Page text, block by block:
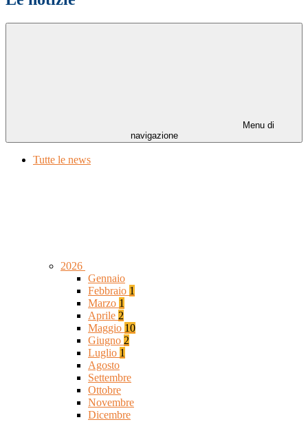
Menu di
navigazione
Tutte le news
2026
Gennaio
Febbraio 1
Marzo 1
Aprile 2
Maggio 10
Giugno 2
Luglio 1
Agosto
Settembre
Ottobre
Novembre
Dicembre